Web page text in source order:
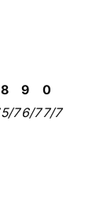
8 9
0
5/7 6/77/7